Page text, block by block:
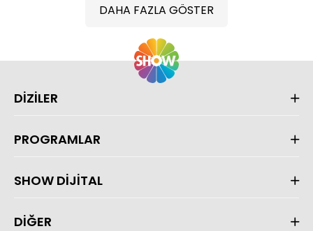
DAHA FAZLA GÖSTER
DİZİLER
PROGRAMLAR
SHOW DİJİTAL
DİĞER